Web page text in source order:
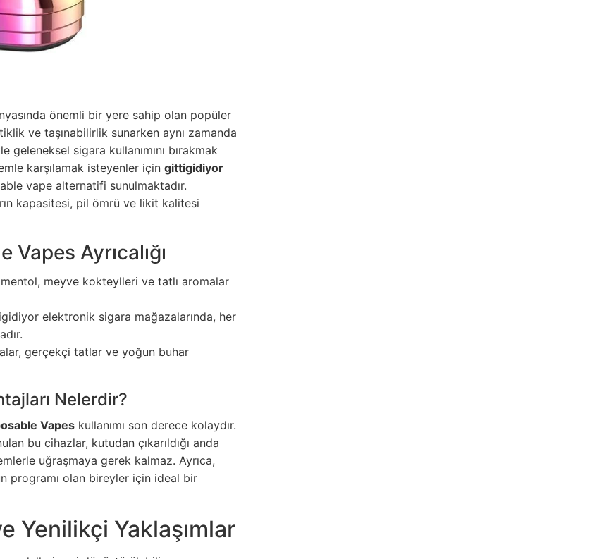
önemli bir yere sahip olan popüler
ve taşınabilirlik sunarken aynı zamanda
sigara kullanımını bırakmak
karşılamak isteyenler için gittigidiyor
vape alternatifi sunulmaktadır.
kapasitesi, pil ömrü ve likit kalitesi
Ayrıcalığı
meyve kokteylleri ve tatlı aromalar
elektronik sigara mağazalarında, her
gerçekçi tatlar ve yoğun buhar
Nelerdir?
Vapes kullanımı son derece kolaydır.
bu cihazlar, kutudan çıkarıldığı anda
uğraşmaya gerek kalmaz. Ayrıca,
programı olan bireyler için ideal bir
Yenilikçi Yaklaşımlar